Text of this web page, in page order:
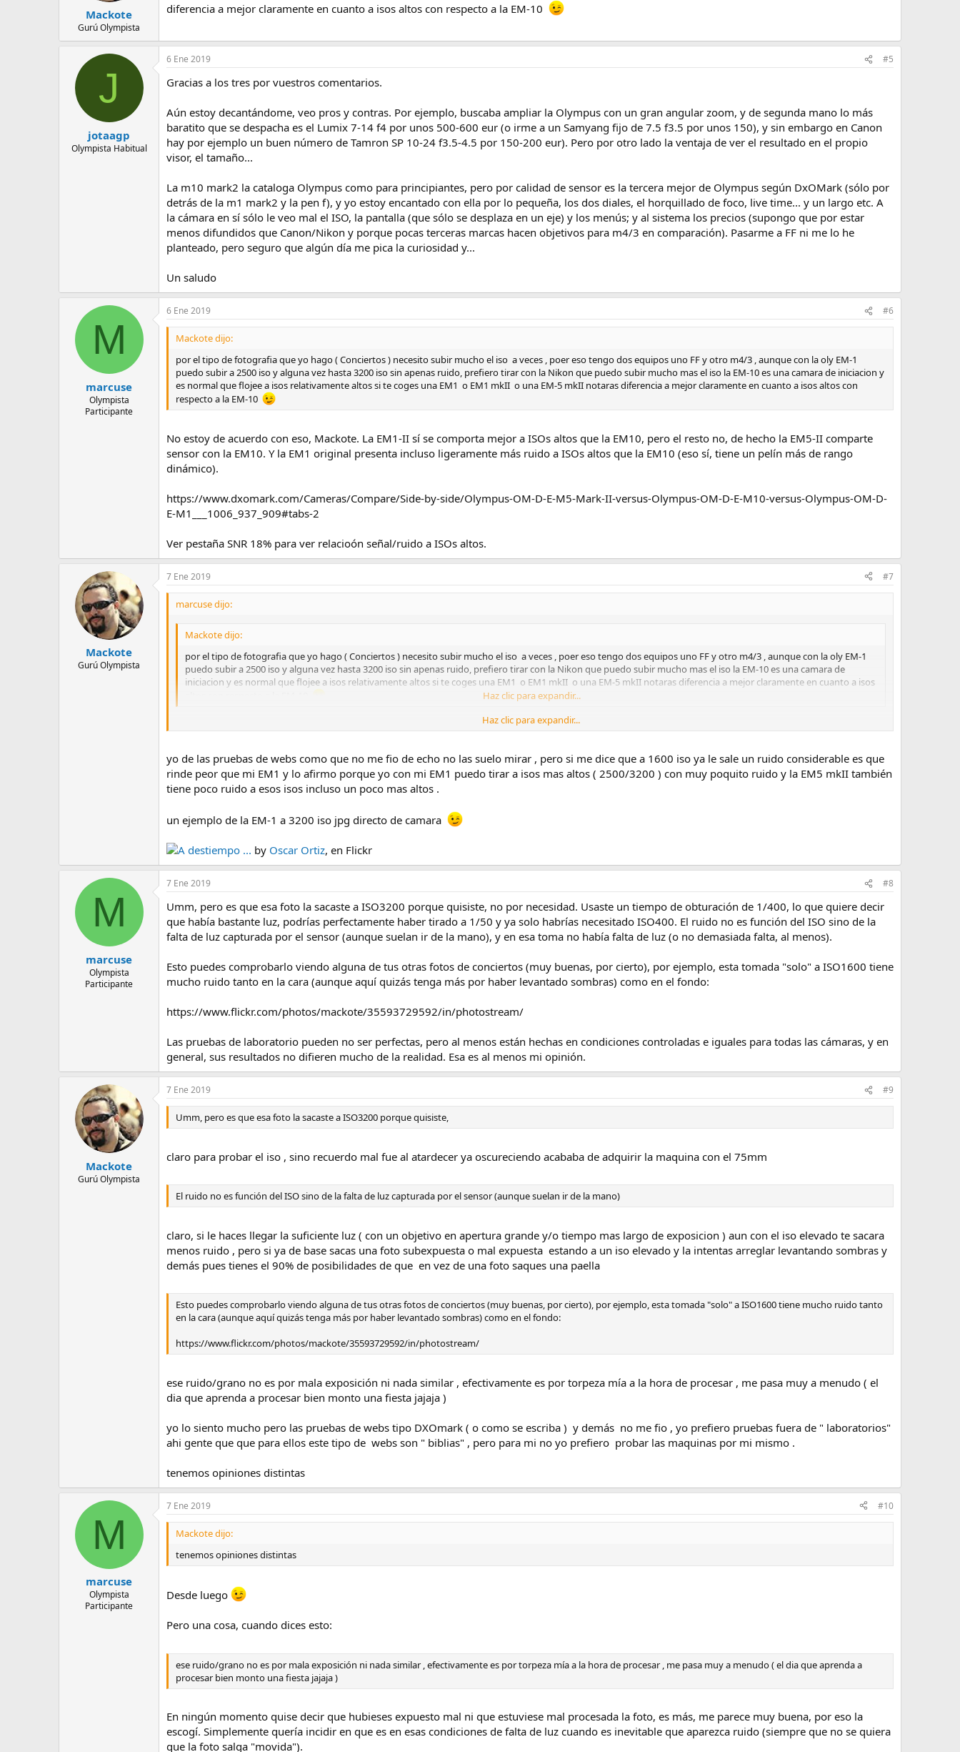
Mackote
Gurú Olympista
diferencia a mejor claramente en cuanto a isos altos con respecto a la EM-10
J
jotaagp
Olympista Habitual
6 Ene 2019 #5
Gracias a los tres por vuestros comentarios.
Aún estoy decantándome, veo pros y contras. Por ejemplo, buscaba ampliar la Olympus con un gran angular zoom, y de segunda mano lo más
baratito que se despacha es el Lumix 7-14 f4 por unos 500-600 eur (o irme a un Samyang fijo de 7.5 f3.5 por unos 150), y sin embargo en Canon
hay por ejemplo un buen número de Tamron SP 10-24 f3.5-4.5 por 150-200 eur). Pero por otro lado la ventaja de ver el resultado en el propio
visor, el tamaño...
La m10 mark2 la cataloga Olympus como para principiantes, pero por calidad de sensor es la tercera mejor de Olympus según DxOMark (sólo por
detrás de la m1 mark2 y la pen f), y yo estoy encantado con ella por lo pequeña, los dos diales, el horquillado de foco, live time... y un largo etc. A
la cámara en sí sólo le veo mal el ISO, la pantalla (que sólo se desplaza en un eje) y los menús; y al sistema los precios (supongo que por estar
menos difundidos que Canon/Nikon y porque pocas terceras marcas hacen objetivos para m4/3 en comparación). Pasarme a FF ni me lo he
planteado, pero seguro que algún día me pica la curiosidad y...
Un saludo
M
marcuse
Olympista
Participante
6 Ene 2019 #6
Mackote dijo:
por el tipo de fotografia que yo hago ( Conciertos ) necesito subir mucho el iso a veces , poer eso tengo dos equipos uno FF y otro m4/3 , aunque con la oly EM-1
puedo subir a 2500 iso y alguna vez hasta 3200 iso sin apenas ruido, prefiero tirar con la Nikon que puedo subir mucho mas el iso la EM-10 es una camara de iniciacion y
es normal que flojee a isos relativamente altos si te coges una EM1 o EM1 mkII o una EM-5 mkII notaras diferencia a mejor claramente en cuanto a isos altos con
respecto a la EM-10
No estoy de acuerdo con eso, Mackote. La EM1-II sí se comporta mejor a ISOs altos que la EM10, pero el resto no, de hecho la EM5-II comparte
sensor con la EM10. Y la EM1 original presenta incluso ligeramente más ruido a ISOs altos que la EM10 (eso sí, tiene un pelín más de rango
dinámico).
https://www.dxomark.com/Cameras/Compare/Side-by-side/Olympus-OM-D-E-M5-Mark-II-versus-Olympus-OM-D-E-M10-versus-Olympus-OM-D-
E-M1___1006_937_909#tabs-2
Ver pestaña SNR 18% para ver relacioón señal/ruido a ISOs altos.
Mackote
Gurú Olympista
7 Ene 2019 #7
marcuse dijo:
Mackote dijo:
por el tipo de fotografia que yo hago ( Conciertos ) necesito subir mucho el iso a veces , poer eso tengo dos equipos uno FF y otro m4/3 , aunque con la oly EM-1
puedo subir a 2500 iso y alguna vez hasta 3200 iso sin apenas ruido, prefiero tirar con la Nikon que puedo subir mucho mas el iso la EM-10 es una camara de
iniciacion y es normal que flojee a isos relativamente altos si te coges una EM1 o EM1 mkII o una EM-5 mkII notaras diferencia a mejor claramente en cuanto a isos
Haz clic para expandir...
No estoy de acuerdo con eso, Mackote. La EM1-II sí se comporta mejor a ISOs altos que la EM10, pero el resto no, de hecho la EM5-II comparte sensor con la EM10. Y la
https://www.dxomark.com/Cameras/Compare/Side-by-side/Olympus-OM-D-E-M5-Mark-II-versus-Olympus-OM-D-E-M10-versus-Olympus-OM-D-E-
M1___1006_937_909#tabs-2
Haz clic para expandir...
yo de las pruebas de webs como que no me fio de echo no las suelo mirar , pero si me dice que a 1600 iso ya le sale un ruido considerable es que
rinde peor que mi EM1 y lo afirmo porque yo con mi EM1 puedo tirar a isos mas altos ( 2500/3200 ) con muy poquito ruido y la EM5 mkII también
tiene poco ruido a esos isos incluso un poco mas altos .
un ejemplo de la EM-1 a 3200 iso jpg directo de camara
A destiempo ... by Oscar Ortiz, en Flickr
M
marcuse
Olympista
Participante
7 Ene 2019 #8
Umm, pero es que esa foto la sacaste a ISO3200 porque quisiste, no por necesidad. Usaste un tiempo de obturación de 1/400, lo que quiere decir
que había bastante luz, podrías perfectamente haber tirado a 1/50 y ya solo habrías necesitado ISO400. El ruido no es función del ISO sino de la
falta de luz capturada por el sensor (aunque suelan ir de la mano), y en esa toma no había falta de luz (o no demasiada falta, al menos).
Esto puedes comprobarlo viendo alguna de tus otras fotos de conciertos (muy buenas, por cierto), por ejemplo, esta tomada "solo" a ISO1600 tiene
mucho ruido tanto en la cara (aunque aquí quizás tenga más por haber levantado sombras) como en el fondo:
https://www.flickr.com/photos/mackote/35593729592/in/photostream/
Las pruebas de laboratorio pueden no ser perfectas, pero al menos están hechas en condiciones controladas e iguales para todas las cámaras, y en
general, sus resultados no difieren mucho de la realidad. Esa es al menos mi opinión.
Mackote
Gurú Olympista
7 Ene 2019 #9
Umm, pero es que esa foto la sacaste a ISO3200 porque quisiste,
claro para probar el iso , sino recuerdo mal fue al atardecer ya oscureciendo acababa de adquirir la maquina con el 75mm
El ruido no es función del ISO sino de la falta de luz capturada por el sensor (aunque suelan ir de la mano)
claro, si le haces llegar la suficiente luz ( con un objetivo en apertura grande y/o tiempo mas largo de exposicion ) aun con el iso elevado te sacara
menos ruido , pero si ya de base sacas una foto subexpuesta o mal expuesta estando a un iso elevado y la intentas arreglar levantando sombras y
demás pues tienes el 90% de posibilidades de que en vez de una foto saques una paella
Esto puedes comprobarlo viendo alguna de tus otras fotos de conciertos (muy buenas, por cierto), por ejemplo, esta tomada "solo" a ISO1600 tiene mucho ruido tanto
en la cara (aunque aquí quizás tenga más por haber levantado sombras) como en el fondo:
https://www.flickr.com/photos/mackote/35593729592/in/photostream/
ese ruido/grano no es por mala exposición ni nada similar , efectivamente es por torpeza mía a la hora de procesar , me pasa muy a menudo ( el
dia que aprenda a procesar bien monto una fiesta jajaja )
yo lo siento mucho pero las pruebas de webs tipo DXOmark ( o como se escriba ) y demás no me fio , yo prefiero pruebas fuera de " laboratorios"
ahi gente que que para ellos este tipo de webs son " biblias" , pero para mi no yo prefiero probar las maquinas por mi mismo .
tenemos opiniones distintas
M
marcuse
Olympista
Participante
7 Ene 2019 #10
Mackote dijo:
tenemos opiniones distintas
Desde luego
Pero una cosa, cuando dices esto:
ese ruido/grano no es por mala exposición ni nada similar , efectivamente es por torpeza mía a la hora de procesar , me pasa muy a menudo ( el dia que aprenda a
procesar bien monto una fiesta jajaja )
En ningún momento quise decir que hubieses expuesto mal ni que estuviese mal procesada la foto, es más, me parece muy buena, por eso la
escogí. Simplemente quería incidir en que es en esas condiciones de falta de luz cuando es inevitable que aparezca ruido (siempre que no se quiera
que la foto salga "movida").